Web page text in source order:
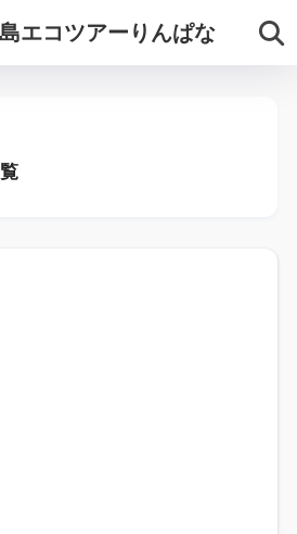
エコツアーりんぱな